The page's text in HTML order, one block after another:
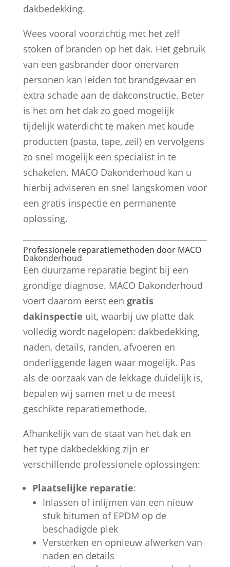
dakbedekking.
Wees vooral voorzichtig met het zelf
stoken of branden op het dak. Het gebruik
van een gasbrander door onervaren
personen kan leiden tot brandgevaar en
extra schade aan de dakconstructie. Beter
is het om het dak zo goed mogelijk
tijdelijk waterdicht te maken met koude
producten (pasta, tape, zeil) en vervolgens
zo snel mogelijk een specialist in te
schakelen. MACO Dakonderhoud kan u
hierbij adviseren en snel langskomen voor
een gratis inspectie en permanente
oplossing.
Professionele reparatiemethoden door MACO
Dakonderhoud
Een duurzame reparatie begint bij een
grondige diagnose. MACO Dakonderhoud
voert daarom eerst een gratis
dakinspectie uit, waarbij uw platte dak
volledig wordt nagelopen: dakbedekking,
naden, details, randen, afvoeren en
onderliggende lagen waar mogelijk. Pas
als de oorzaak van de lekkage duidelijk is,
bepalen wij samen met u de meest
geschikte reparatiemethode.
Afhankelijk van de staat van het dak en
het type dakbedekking zijn er
verschillende professionele oplossingen:
Plaatselijke reparatie:
Inlassen of inlijmen van een nieuw
stuk bitumen of EPDM op de
beschadigde plek
Versterken en opnieuw afwerken van
naden en details